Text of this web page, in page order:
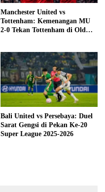
Manchester United vs
Tottenham: Kemenangan MU
2-0 Tekan Tottenham di Old
Bali United vs Persebaya: Duel
Sarat Gengsi di Pekan Ke-20
Super League 2025-2026